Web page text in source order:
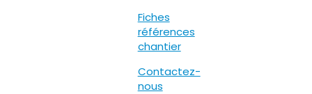
Fiches
références
chantier
Contactez-
nous